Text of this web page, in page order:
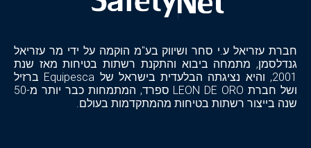
חברת עזריאל ע.י סחר ושיווק בע"מ הוקמה על ידי מר עזריאל
גנדלסמן, מתמחה ביבוא והתקנת רשתות בטיחות מאז שנת
2001, והיא נציגתה הבלעדית בישראל של Equipesca ברזיל
ושל חברת LEON DE ORO ספרד, המתמחות כבר יותר מ-50
שנה בייצור רשתות בטיחות מהמתקדמות בעולם.